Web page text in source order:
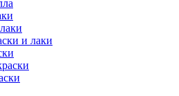
и лаки